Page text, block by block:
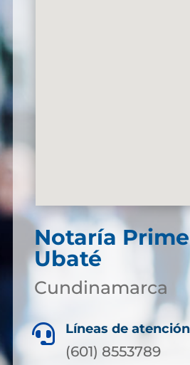
Notaría
Ubaté
Cundinamarca
 Líneas de
(601) 8553789